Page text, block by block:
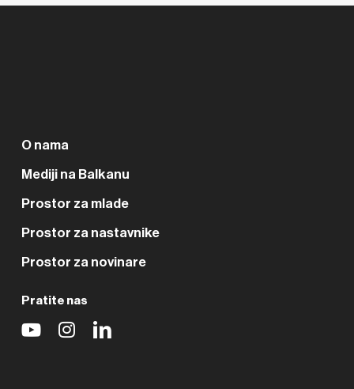
O nama
Mediji na Balkanu
Prostor za mlade
Prostor za nastavnike
Prostor za novinare
Pratite nas